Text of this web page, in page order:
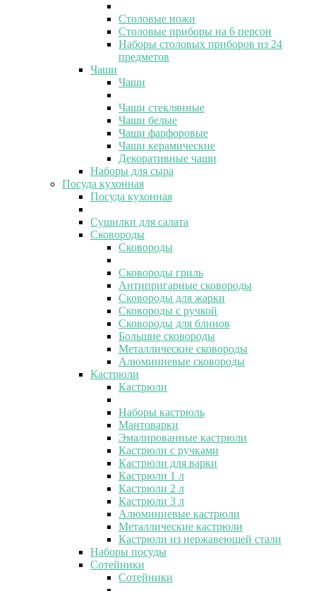
Столовые ножи
Столовые приборы на 6 персон
Наборы столовых приборов из 24
предметов
Чаши
Чаши
Чаши стеклянные
Чаши белые
Чаши фарфоровые
Чаши керамические
Декоративные чаши
Наборы для сыра
Посуда кухонная
Посуда кухонная
Сушилки для салата
Сковороды
Сковороды
Сковороды гриль
Антипригарные сковороды
Сковороды для жарки
Сковороды с ручкой
Сковороды для блинов
Большие сковороды
Металлические сковороды
Алюминиевые сковороды
Кастрюли
Кастрюли
Наборы кастрюль
Мантоварки
Эмалированные кастрюли
Кастрюли с ручками
Кастрюли для варки
Кастрюли 1 л
Кастрюли 2 л
Кастрюли 3 л
Алюминиевые кастрюли
Металлические кастрюли
Кастрюли из нержавеющей стали
Наборы посуды
Сотейники
Сотейники